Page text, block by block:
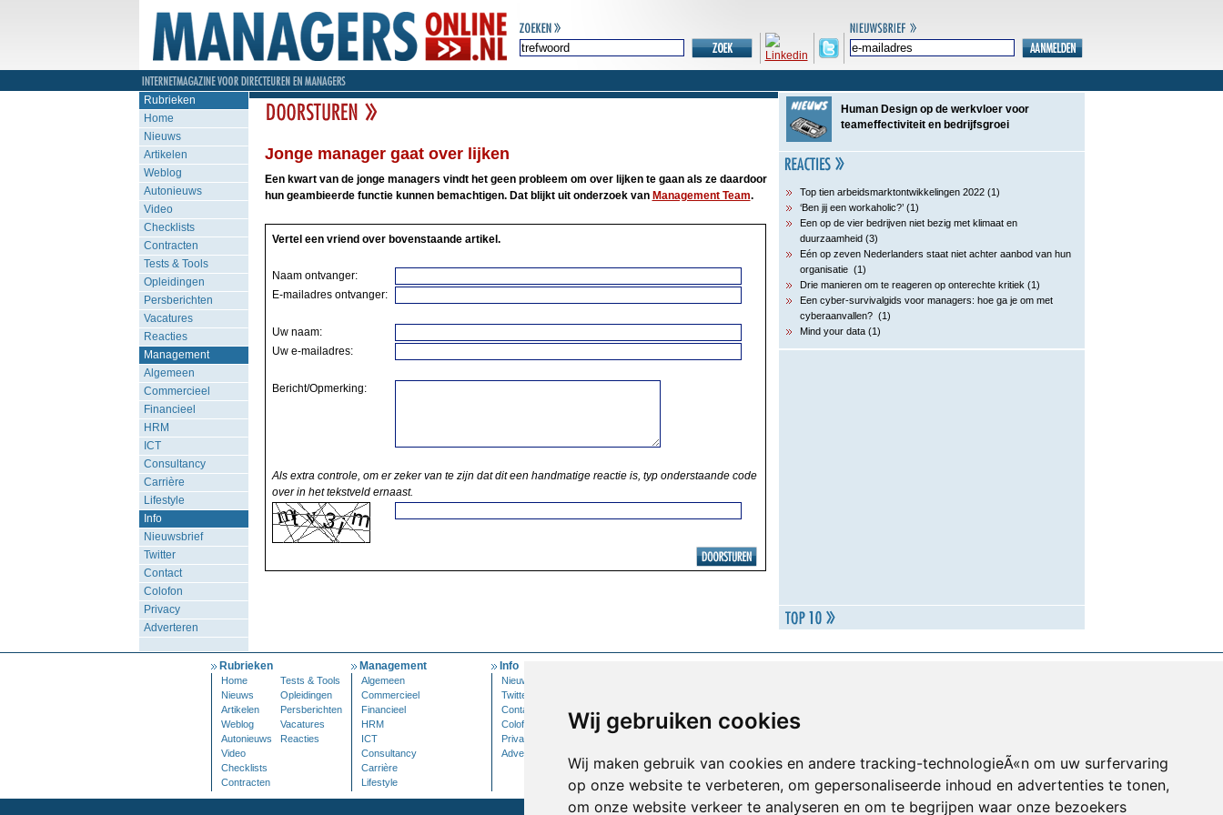
Wij gebruiken cookies
Wij maken gebruik van cookies en andere tracking-technologieÃ«n om uw surfervaring
op onze website te verbeteren, om gepersonaliseerde inhoud en advertenties te tonen,
om onze website verkeer te analyseren en om te begrijpen waar onze bezoekers
Rubrieken
Home
Nieuws
Artikelen
Weblog
Autonieuws
Video
Checklists
Contracten
Tests & Tools
Opleidingen
Persberichten
Vacatures
Reacties
Management
Algemeen
Commercieel
Financieel
HRM
ICT
Consultancy
Carrière
Lifestyle
Info
Nieuwsbrief
Twitter
Contact
Colofon
Privacy
Adverteren
Jonge manager gaat over lijken
Een kwart van de jonge managers vindt het geen probleem om over lijken te gaan als ze daardoor
hun geambieerde functie kunnen bemachtigen. Dat blijkt uit onderzoek van Management Team.
Vertel een vriend over bovenstaande artikel.
Naam ontvanger:
E-mailadres ontvanger:
Uw naam:
Uw e-mailadres:
Bericht/Opmerking:
Als extra controle, om er zeker van te zijn dat dit een handmatige reactie is, typ onderstaande code
over in het tekstveld ernaast.
Human Design op de werkvloer voor
teameffectiviteit en bedrijfsgroei
Top tien arbeidsmarktontwikkelingen 2022 (1)
‘Ben jij een workaholic?’ (1)
Een op de vier bedrijven niet bezig met klimaat en
duurzaamheid (3)
Eén op zeven Nederlanders staat niet achter aanbod van hun
organisatie (1)
Drie manieren om te reageren op onterechte kritiek (1)
Een cyber-survivalgids voor managers: hoe ga je om met
cyberaanvallen? (1)
Mind your data (1)
Rubrieken
Home
Tests & Tools
Nieuws
Opleidingen
Artikelen
Persberichten
Weblog
Vacatures
Autonieuws
Reacties
Video
Checklists
Contracten
Management
Algemeen
Commercieel
Financieel
HRM
ICT
Consultancy
Carrière
Lifestyle
Info
Nieuwsbrief
Twitter
Contact
Colofon
Privacy
Adverteren